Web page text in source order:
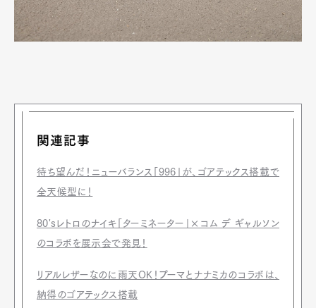
関連記事
待ち望んだ！ニューバランス「996」が、ゴアテックス搭載で
全天候型に！
80'sレトロのナイキ「ターミネーター」×コム デ ギャルソン
のコラボを展示会で発見！
リアルレザーなのに雨天OK！プーマとナナミカのコラボは、
納得のゴアテックス搭載